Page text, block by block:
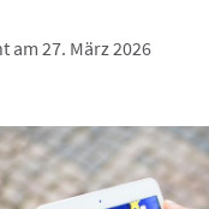
am 27. März 2026